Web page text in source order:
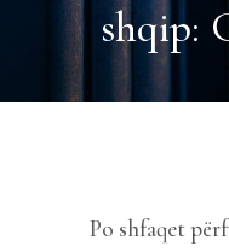
shqip:
Po shfaqet